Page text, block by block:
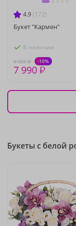
4.9 (172)
Букет "Кармен"
В наличии
8 880 ₽ -10%
7 990 ₽
Букеты с белой